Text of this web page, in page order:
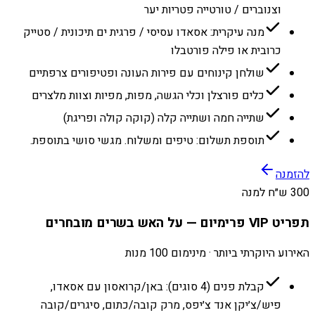
וצנוברים / טורטייה פטריות יער
מנה עיקרית: אסאדו עסיסי / פרגית ים תיכונית / סטייק
כרובית או פילה פורטבלו
שולחן קינוחים עם פירות העונה ופטיפורים צרפתיים
כלים פורצלן וכלי הגשה, מפות, מפיות וצוות מלצרים
שתייה חמה ושתייה קלה (קוקה קולה ופריגת)
תוספת תשלום: טיפים ומשלוח. מגשי סושי בתוספת.
להזמנה
300 ש״ח למנה
תפריט VIP פרימיום — על האש בשרים מובחרים
האירוע היוקרתי ביותר · מינימום 100 מנות
קבלת פנים (4 סוגים): באן/קרואסון עם אסאדו,
פיש/צ׳יקן אנד צ׳יפס, מרק קובה/כתום, סיגרים/קובה